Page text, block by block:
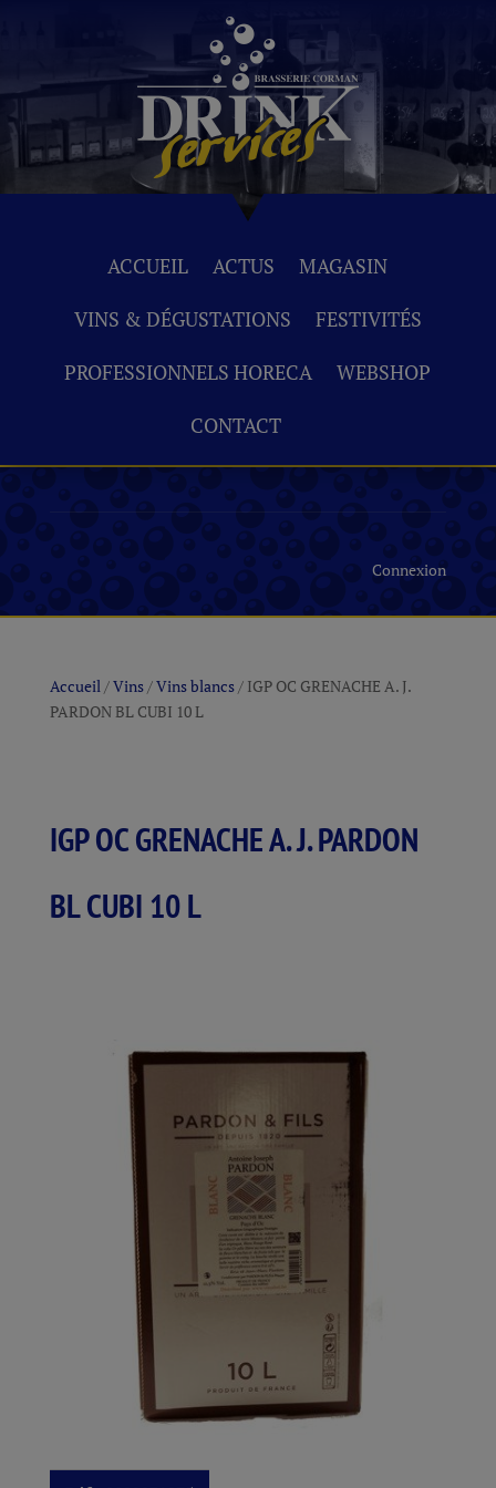
ACCUEIL ACTUS
MAGASIN
VINS & DÉGUSTATIONS
FESTIVITÉS
PROFESSIONNELS HORECA
WEBSHOP
CONTACT
Connexion
Accueil/Vins/Vins blancs/ IGP OC GRENACHE A. J.
PARDON BL CUBI 10 L
IGP OC GRENACHE A. J. PARDON
BL CUBI 10 L